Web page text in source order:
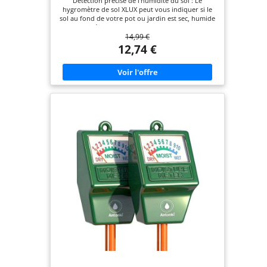
hygromètre de sol XLUX peut vous indiquer si le
sol au fond de votre pot ou jardin est sec, humide
ou mouillé, alors que vos yeux et vos doigts ne
peuvent déterminer que le niveau d'humidité de
la surface du sol. La sonde est de 5,5 pouces (14
cm) plus longue que les modèles standard, ce qui
permet de mesurer l'humidité du sol au fond des
pots de fleurs plus grands et plus profonds.
Cadran large facile à lire : Le grand cadran est
facile à lire et comprend trois zones avec dix
sol et, sans attendre, le cadran affichera
immédiatement le niveau d'humidité. Vous pouvez
alors décider si votre plante a besoin d'être
arrosée en fonction de la mesure. Ne laissez pas
cet hygromètre de sol dans le sol pendant plus de
5 minutes, car la pointe en métal se corrodera
progressivement. Moins de dommages : Une seule
sonde cause moins de dommages aux racines des
plantes par rapport à des sondes doubles ou
multiples, et lorsque vous retirez la sonde après le
test, elle ne fera pas sortir beaucoup de terre.
Précautions d'utilisation : Ne l'utilisez pas pour
d'autres liquides. Après le test, veuillez essuyer la
sonde pour la nettoyer.
14,99 €
12,74 €